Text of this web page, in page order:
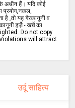
के अधीन हैं। यदि कोई
प्रयोग,नकल,
है ,तो यह गैरकानूनी व
हर्ज़े - खर्चे का
Do not copy
will attract
उर्दू साहित्य